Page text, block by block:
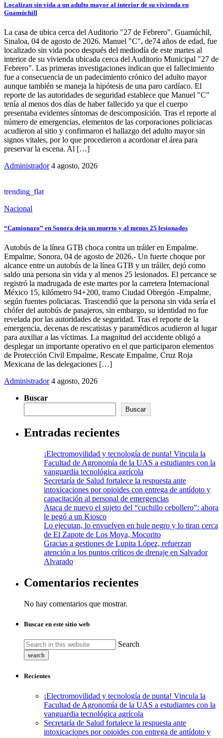
Localizan sin vida a un adulto mayor al interior de su vivienda en
Guamúchill
La casa de ubica cerca del Auditorio "27 de Febrero". Guamúchil,
Sinaloa, 04 de agosto de 2026. Manuel "C", de74 años de edad, fue
localizado sin vida poco después del mediodía de este martes al
interior de su vivienda ubicada cerca del Auditorio Municipal "27 de
Febrero". Las primeras investigaciones indican que el fallecimiento
fue a consecuencia de un padecimiento crónico del adulto mayor
aunque también se maneja la hipótesis de una paro cardíaco. El
reporte de las autoridades de seguridad establece que Manuel "C"
tenía al menos dos días de haber fallecido ya que el cuerpo
presentaba evidentes síntomas de descomposición. Tras el reporte al
número de emergencias, elementos de las corporaciones policiacas
acudieron al sitio y confirmaron el hallazgo del adulto mayor sin
signos vitales, por lo que procedieron a acordonar el área para
preservar la escena. Al […]
Administrador 4 agosto, 2026
trending_flat
Nacional
“Camionazo” en Sonora deja un muerto y al menos 25 lesionados
Autobús de la línea GTB choca contra un tráiler en Empalme.
Empalme, Sonora, 04 de agosto de 2026.- Un fuerte choque por
alcance entre un autobús de la línea GTB y un tráiler, dejó como
saldo una persona sin vida y al menos 25 lesionados. El percance se
registró la madrugada de este martes por la carretera Internacional
México 15, kilómetro 94+200, tramo Ciudad Obregón -Empalme,
según fuentes policiacas. Trascendió que la persona sin vida sería el
chófer del autobús de pasajeros, sin embargo, su identidad no fue
revelada por las autoridades de seguridad. Tras el reporte de la
emergencia, decenas de rescatistas y paramédicos acudieron al lugar
para auxiliar a las víctimas. La magnitud del accidente obligó a
desplegar un importante operativo en el que participaron elementos
de Protección Civil Empalme, Rescate Empalme, Cruz Roja
Mexicana de las delegaciones […]
Administrador 4 agosto, 2026
Buscar
Buscar
Entradas recientes
¡Electromovilidad y tecnología de punta! Vincula la
Facultad de Agronomía de la UAS a estudiantes con la
vanguardia tecnológica agrícola
Secretaría de Salud fortalece la respuesta ante
intoxicaciones por opioides con entrega de antídoto y
capacitación al personal de emergencias
Ataca de nuevo el sujeto del “cuchillo cebollero”: ahora
le pegó a un Kiosco
Lo ejecutan, lo envuelven en hule negro y lo tiran cerca
de El Zapote de Los Moya, Mocorito
Gracias a gestiones de Lupita López, refuerzan
atención a los puntos críticos de drenaje en Salvador
Alvarado
Comentarios recientes
No hay comentarios que mostrar.
Buscar en este sitio web
Search
search
Recientes
¡Electromovilidad y tecnología de punta! Vincula la
Facultad de Agronomía de la UAS a estudiantes con la
vanguardia tecnológica agrícola
Secretaría de Salud fortalece la respuesta ante
intoxicaciones por opioides con entrega de antídoto y